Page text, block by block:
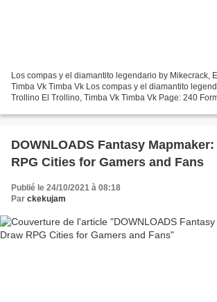
Los compas y el diamantito legendario by Mikecrack,
Timba Vk Timba Vk Los compas y el diamantito
Trollino El Trollino, Timba Vk Timba Vk Page: 240
DOWNLOADS Fantasy
RPG Cities for Gamers and Fans
Publié le 24/10/2021 à 08:18
Par ckekujam